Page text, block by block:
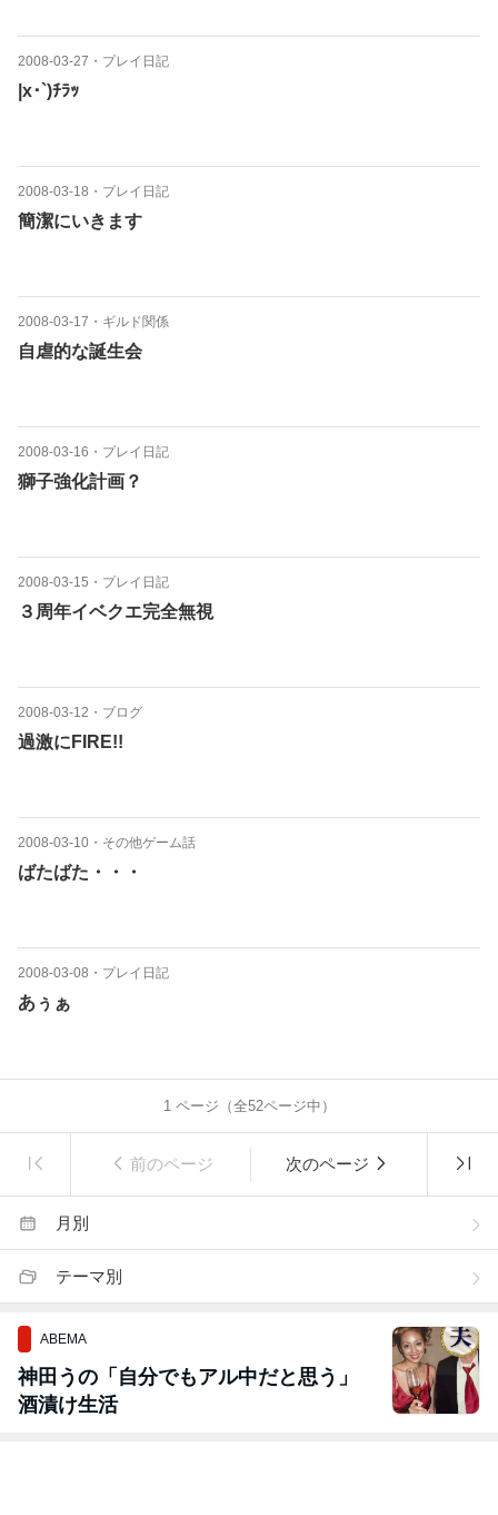
2008-03-27 ・ プレイ日記
|x･`)ﾁﾗｯ
2008-03-18 ・ プレイ日記
簡潔にいきます
2008-03-17 ・ ギルド関係
自虐的な誕生会
2008-03-16 ・ プレイ日記
獅子強化計画？
2008-03-15 ・ プレイ日記
３周年イベクエ完全無視
2008-03-12 ・ ブログ
過激にFIRE!!
2008-03-10 ・ その他ゲーム話
ばたばた・・・
2008-03-08 ・ プレイ日記
あぅぁ
1ページ（全52ページ中）
前のページ 次のページ
月別
テーマ別
ABEMA
神田うの「自分でもアル中だと思う」
酒漬け生活